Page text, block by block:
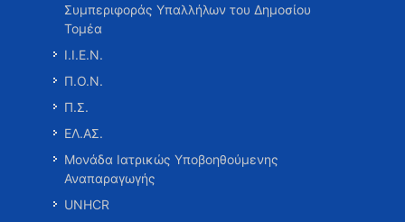
Συμπεριφοράς Υπαλλήλων του Δημοσίου
Τομέα
Ι.Ι.Ε.Ν.
Π.Ο.Ν.
Π.Σ.
ΕΛ.ΑΣ.
Μονάδα Ιατρικώς Υποβοηθούμενης
Αναπαραγωγής
UNHCR